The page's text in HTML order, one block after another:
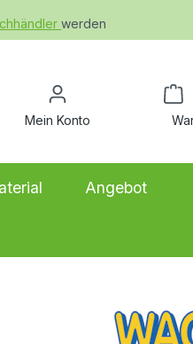
werden
Produkte auf dem
Mein Konto
Angebot